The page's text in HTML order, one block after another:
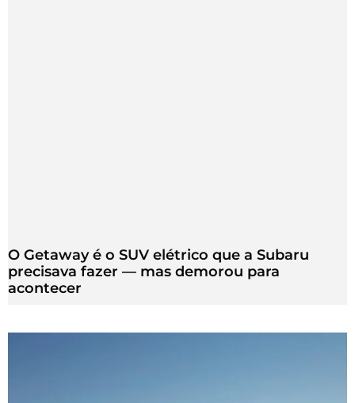
O Getaway é o SUV elétrico que a Subaru
precisava fazer — mas demorou para
acontecer